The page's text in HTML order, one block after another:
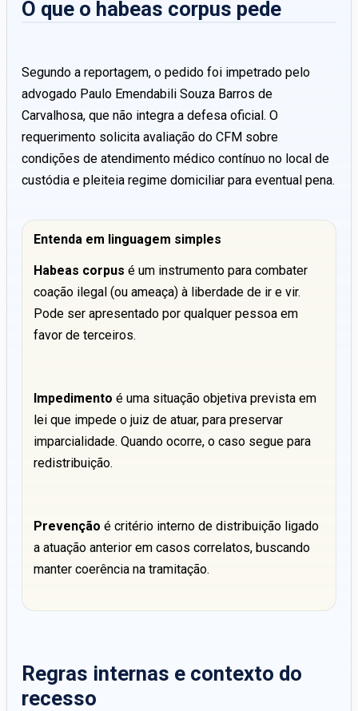
O que o habeas corpus pede
Segundo a reportagem, o pedido foi impetrado pelo
advogado Paulo Emendabili Souza Barros de
Carvalhosa, que não integra a defesa oficial. O
requerimento solicita avaliação do CFM sobre
condições de atendimento médico contínuo no local de
custódia e pleiteia regime domiciliar para eventual pena.
Entenda em linguagem simples
Habeas corpus é um instrumento para combater
coação ilegal (ou ameaça) à liberdade de ir e vir.
Pode ser apresentado por qualquer pessoa em
favor de terceiros.
Impedimento é uma situação objetiva prevista em
lei que impede o juiz de atuar, para preservar
imparcialidade. Quando ocorre, o caso segue para
redistribuição.
Prevenção é critério interno de distribuição ligado
a atuação anterior em casos correlatos, buscando
manter coerência na tramitação.
Regras internas e contexto do
recesso